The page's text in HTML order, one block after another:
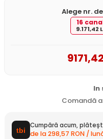
Alege nr.
16
9.171,42
9171,42
In
Comandă
Cumpără acum,
de la 298,57 RON /